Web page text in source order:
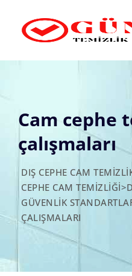
content
Cam cephe
çalışmaları
DIŞ CEPHE CAM
CEPHE CAM TEMIZLIĞI>
GÜVENLIK
ÇALIŞMALARI